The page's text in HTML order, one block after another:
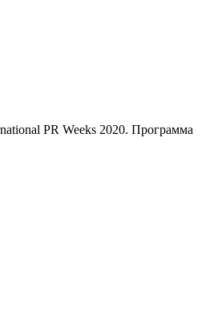
PR Weeks 2020. Программа